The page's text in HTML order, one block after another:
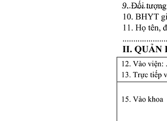
..................